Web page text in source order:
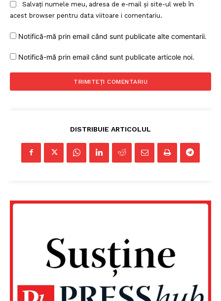
Salvați numele meu, adresa de e-mail și site-ul web în
acest browser pentru data viitoare i comentariu.
Notifică-mă prin email când sunt publicate alte comentarii.
Notifică-mă prin email când sunt publicate articole noi.
DISTRIBUIE ARTICOLUL